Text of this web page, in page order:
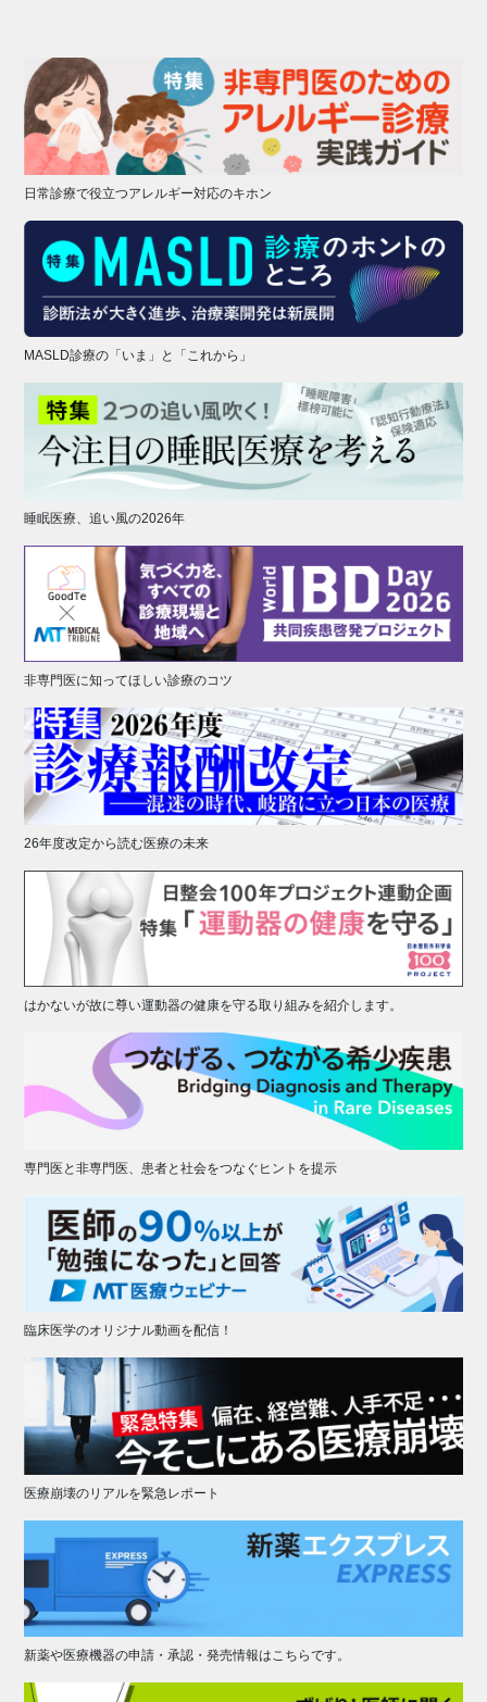
日常診療で役立つアレルギー対応のキホン
MASLD診療の「いま」と「これから」
睡眠医療、追い風の2026年
非専門医に知ってほしい診療のコツ
26年度改定から読む医療の未来
はかないが故に尊い運動器の健康を守る取り組みを紹介します。
専門医と非専門医、患者と社会をつなぐヒントを提示
臨床医学のオリジナル動画を配信！
医療崩壊のリアルを緊急レポート
新薬や医療機器の申請・承認・発売情報はこちらです。